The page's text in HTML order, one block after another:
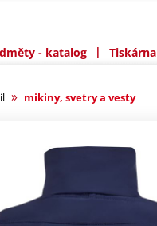
- katalog | Tiskárna
» mikiny, svetry a vesty